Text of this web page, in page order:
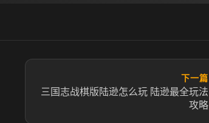
下一篇
三国志战棋版陆逊怎么玩 陆逊最全玩法
攻略